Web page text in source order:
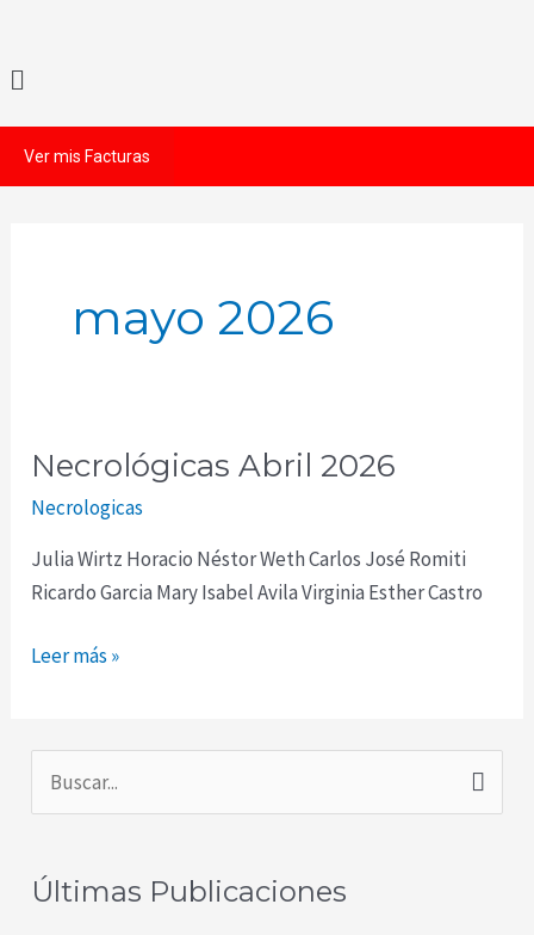
contenido
Menú
Ver mis Facturas
mayo 2026
Necrológicas Abril 2026
Necrologicas
Julia Wirtz Horacio Néstor Weth Carlos José Romiti
Ricardo Garcia Mary Isabel Avila Virginia Esther Castro
Necrológicas
Abril
Leer más »
c
Últimas Publicaciones